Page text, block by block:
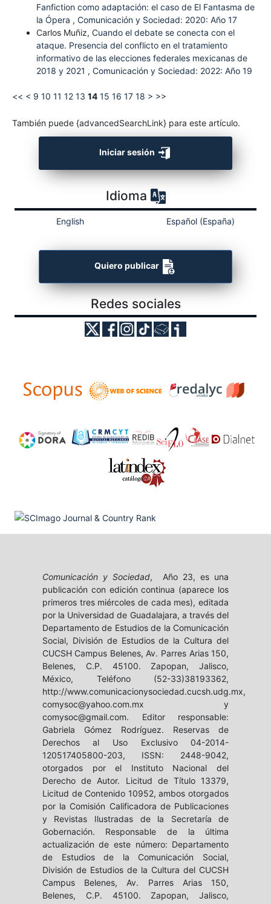
Fanfiction como adaptación: el caso de El Fantasma de
la Ópera , Comunicación y Sociedad: 2020: Año 17
Carlos Muñiz, Cuando el debate se conecta con el
ataque. Presencia del conflicto en el tratamiento
informativo de las elecciones federales mexicanas de
2018 y 2021 , Comunicación y Sociedad: 2022: Año 19
<< < 9 10 11 12 13 14 15 16 17 18 > >>
También puede {advancedSearchLink} para este artículo.
Iniciar sesión
Idioma
English Español (España)
Quiero publicar
Redes sociales
Comunicación y Sociedad, Año 23, es una
publicación con edición continua (aparece los
primeros tres miércoles de cada mes), editada
por la Universidad de Guadalajara, a través del
Departamento de Estudios de la Comunicación
Social, División de Estudios de la Cultura del
CUCSH Campus Belenes, Av. Parres Arias 150,
Belenes, C.P. 45100. Zapopan, Jalisco,
México, Teléfono (52-33)38193362,
http://www.comunicacionysociedad.cucsh.udg.mx,
comysoc@yahoo.com.mx y
comysoc@gmail.com. Editor responsable:
Gabriela Gómez Rodríguez. Reservas de
Derechos al Uso Exclusivo 04-2014-
120517405800-203, ISSN: 2448-9042,
otorgados por el Instituto Nacional del
Derecho de Autor. Licitud de Título 13379,
Licitud de Contenido 10952, ambos otorgados
por la Comisión Calificadora de Publicaciones
y Revistas Ilustradas de la Secretaría de
Gobernación. Responsable de la última
actualización de este número: Departamento
de Estudios de la Comunicación Social,
División de Estudios de la Cultura del CUCSH
Campus Belenes, Av. Parres Arias 150,
Belenes, C.P. 45100. Zapopan, Jalisco,